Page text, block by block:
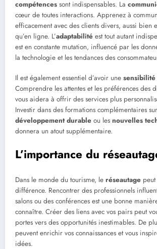
compétences sont indispensables. La
cœur de toutes interactions. Apprenez à
efficacement avec des clients divers, aussi bien
qu’en ligne. L’adaptabilité est tout autant
est en constante mutation, influencé par les
la technologie et les tendances des
Il est également essentiel d’avoir une
Comprendre les attentes et les préférences des
vous aidera à offrir des services plus
Investir dans des formations complémentaires
développement durable ou les nouvelles
donnera un atout supplémentaire.
L’importance du
Dans le monde du tourisme, le réseautage
différence. Rencontrer des professionnels
salons ou des conférences est une bonne
connaître. Créer des liens avec vos pairs peut
portes vers des opportunités inestimables. De
peuvent enrichir vos connaissances et vous
idées.